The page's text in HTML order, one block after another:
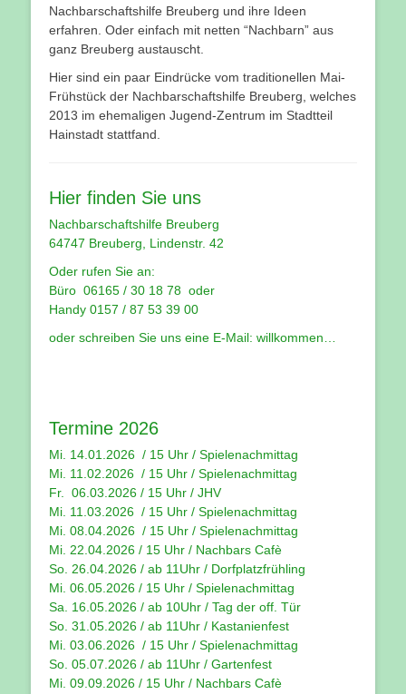
Nachbarschaftshilfe Breuberg und ihre Ideen
erfahren. Oder einfach mit netten “Nachbarn” aus
ganz Breuberg austauscht.
Hier sind ein paar Eindrücke vom traditionellen Mai-
Frühstück der Nachbarschaftshilfe Breuberg, welches
2013 im ehemaligen Jugend-Zentrum im Stadtteil
Hainstadt stattfand.
Hier finden Sie uns
Nachbarschaftshilfe Breuberg
64747 Breuberg, Lindenstr. 42
Oder rufen Sie an:
Büro 06165 / 30 18 78 oder
Handy 0157 / 87 53 39 00
oder schreiben Sie uns eine E-Mail: willkommen…
Termine 2026
Mi. 14.01.2026 / 15 Uhr / Spielenachmittag
Mi. 11.02.2026 / 15 Uhr / Spielenachmittag
Fr. 06.03.2026 / 15 Uhr / JHV
Mi. 11.03.2026 / 15 Uhr / Spielenachmittag
Mi. 08.04.2026 / 15 Uhr / Spielenachmittag
Mi. 22.04.2026 / 15 Uhr / Nachbars Cafè
So. 26.04.2026 / ab 11Uhr / Dorfplatzfrühling
Mi. 06.05.2026 / 15 Uhr / Spielenachmittag
Sa. 16.05.2026 / ab 10Uhr / Tag der off. Tür
So. 31.05.2026 / ab 11Uhr / Kastanienfest
Mi. 03.06.2026 / 15 Uhr / Spielenachmittag
So. 05.07.2026 / ab 11Uhr / Gartenfest
Mi. 09.09.2026 / 15 Uhr / Nachbars Cafè